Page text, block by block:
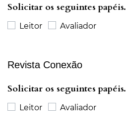
Solicitar os seguintes papéis.
Leitor Avaliador
Revista Conexão
Solicitar os seguintes papéis.
Leitor Avaliador